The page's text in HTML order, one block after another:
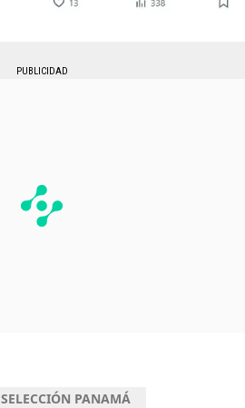
PUBLICIDAD
SELECCIÓN PANAMÁ